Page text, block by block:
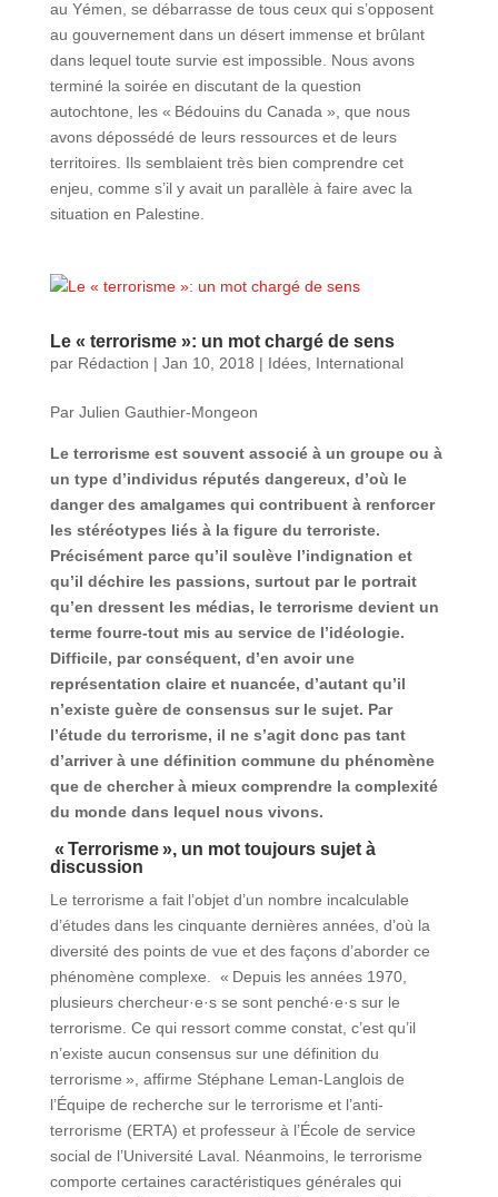
au Yémen, se débarrasse de tous ceux qui s’opposent
au gouvernement dans un désert immense et brûlant
dans lequel toute survie est impossible. Nous avons
terminé la soirée en discutant de la question
autochtone, les « Bédouins du Canada », que nous
avons dépossédé de leurs ressources et de leurs
territoires. Ils semblaient très bien comprendre cet
enjeu, comme s’il y avait un parallèle à faire avec la
situation en Palestine.
Le « terrorisme »: un mot chargé de sens
par Rédaction | Jan 10, 2018 | Idées, International
Par Julien Gauthier-Mongeon
Le terrorisme est souvent associé à un groupe ou à
un type d’individus réputés dangereux, d’où le
danger des amalgames qui contribuent à renforcer
les stéréotypes liés à la figure du terroriste.
Précisément parce qu’il soulève l’indignation et
qu’il déchire les passions, surtout par le portrait
qu’en dressent les médias, le terrorisme devient un
terme fourre-tout mis au service de l’idéologie.
Difficile, par conséquent, d’en avoir une
représentation claire et nuancée, d’autant qu’il
n’existe guère de consensus sur le sujet. Par
l’étude du terrorisme, il ne s’agit donc pas tant
d’arriver à une définition commune du phénomène
que de chercher à mieux comprendre la complexité
du monde dans lequel nous vivons.
« Terrorisme », un mot toujours sujet à
discussion
Le terrorisme a fait l’objet d’un nombre incalculable
d’études dans les cinquante dernières années, d’où la
diversité des points de vue et des façons d’aborder ce
phénomène complexe. « Depuis les années 1970,
plusieurs chercheur·e·s se sont penché·e·s sur le
terrorisme. Ce qui ressort comme constat, c’est qu’il
n’existe aucun consensus sur une définition du
terrorisme », affirme Stéphane Leman-Langlois de
l’Équipe de recherche sur le terrorisme et l’anti-
terrorisme (ERTA) et professeur à l’École de service
social de l’Université Laval. Néanmoins, le terrorisme
comporte certaines caractéristiques générales qui